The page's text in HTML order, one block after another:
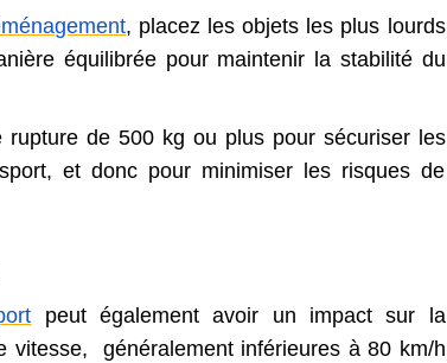
, placez les objets les plus lourds
équilibrée pour maintenir la stabilité du
rupture de 500 kg ou plus pour sécuriser les
et donc pour minimiser les risques de
peut également avoir un impact sur la
vitesse, généralement inférieures à 80 km/h